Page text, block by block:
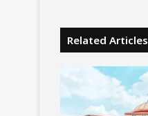
Related Articles